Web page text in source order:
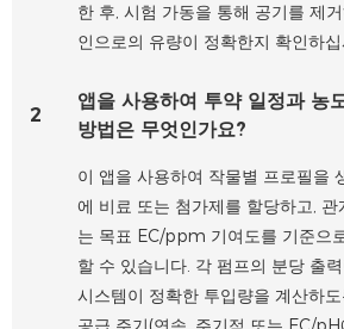
한 후, 시험 가동을 통해 공기를 제
인으로의 유량이 정확한지 확인하십
2
앱을 사용하여 투약 일정과 농
방법은 무엇인가요?
이 앱을 사용하여 작물별 프로필을
에 비료 또는 첨가제를 할당하고, 관
는 목표 EC/ppm 기여도를 기준으
할 수 있습니다. 각 펌프의 분당 출
시스템이 정확한 투입량을 계산하